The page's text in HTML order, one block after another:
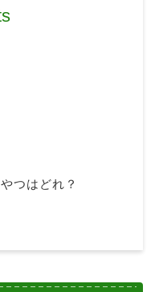
つはどれ？